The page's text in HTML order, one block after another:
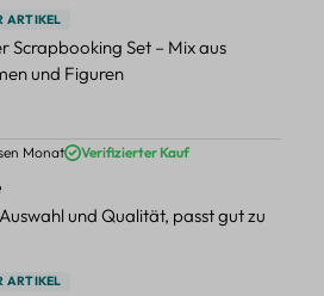
ARTIKEL
Scrapbooking Set – Mix aus
und Figuren
von 5 von 5 Sternen
Monat Verifizierter Kauf
und Qualität, passt gut zu
ARTIKEL